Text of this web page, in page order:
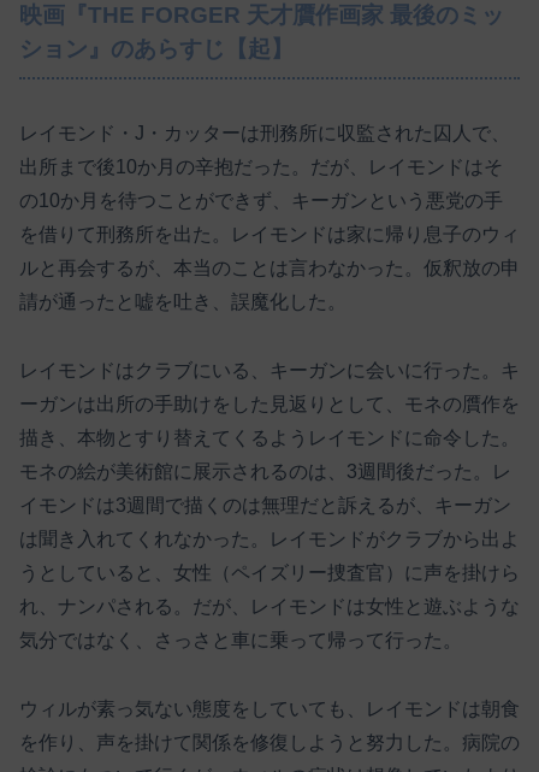
映画『THE FORGER 天才贋作画家 最後のミッ
ション』のあらすじ【起】
レイモンド・J・カッターは刑務所に収監された囚人で、
出所まで後10か月の辛抱だった。だが、レイモンドはそ
の10か月を待つことができず、キーガンという悪党の手
を借りて刑務所を出た。レイモンドは家に帰り息子のウィ
ルと再会するが、本当のことは言わなかった。仮釈放の申
請が通ったと嘘を吐き、誤魔化した。
レイモンドはクラブにいる、キーガンに会いに行った。キ
ーガンは出所の手助けをした見返りとして、モネの贋作を
描き、本物とすり替えてくるようレイモンドに命令した。
モネの絵が美術館に展示されるのは、3週間後だった。レ
イモンドは3週間で描くのは無理だと訴えるが、キーガン
は聞き入れてくれなかった。レイモンドがクラブから出よ
うとしていると、女性（ペイズリー捜査官）に声を掛けら
れ、ナンパされる。だが、レイモンドは女性と遊ぶような
気分ではなく、さっさと車に乗って帰って行った。
ウィルが素っ気ない態度をしていても、レイモンドは朝食
を作り、声を掛けて関係を修復しようと努力した。病院の